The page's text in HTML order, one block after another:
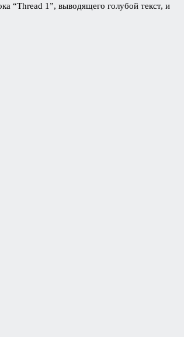
“Thread 1”, выводящего голубой текст, и